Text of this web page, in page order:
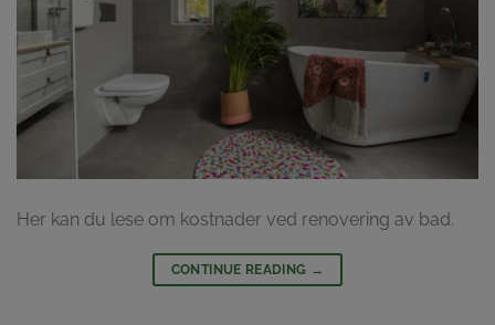
Her kan du lese om kostnader ved renovering av bad.
CONTINUE READING →